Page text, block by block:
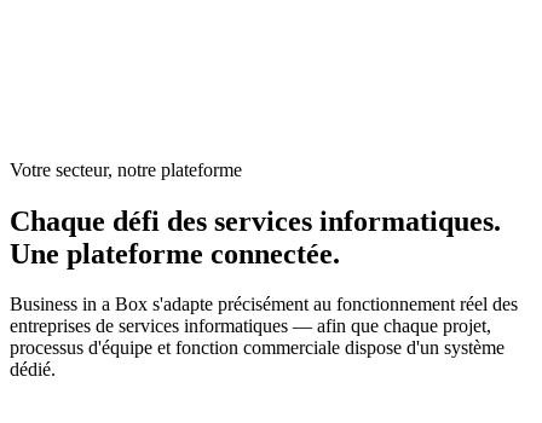
Votre secteur, notre plateforme
Chaque défi des services informatiques.
Une plateforme connectée.
Business in a Box s'adapte précisément au fonctionnement réel des
entreprises de services informatiques — afin que chaque projet,
processus d'équipe et fonction commerciale dispose d'un système
dédié.